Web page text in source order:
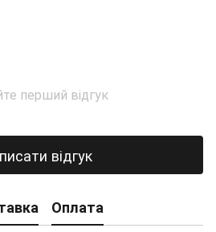
перший відгук
відгук
Оплата